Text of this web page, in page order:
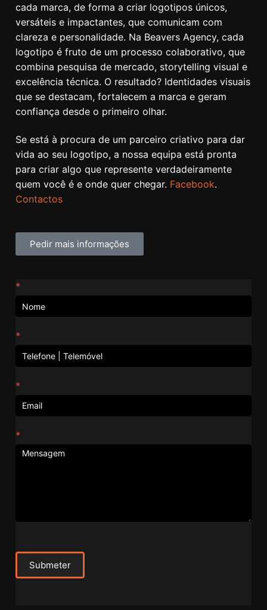
cada marca, de forma a criar logotipos únicos,
versáteis e impactantes, que comunicam com
clareza e personalidade. Na Beavers Agency, cada
logotipo é fruto de um processo colaborativo, que
combina pesquisa de mercado, storytelling visual e
excelência técnica. O resultado? Identidades visuais
que se destacam, fortalecem a marca e geram
confiança desde o primeiro olhar.
Se está à procura de um parceiro criativo para dar
vida ao seu logotipo, a nossa equipa está pronta
para criar algo que represente verdadeiramente
quem você é e onde quer chegar. Facebook.
Contactos
Pedir mais informações
Contactos
*
*
*
*
Submeter